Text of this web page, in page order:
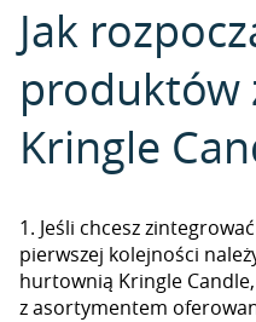
Jak
produktów
Kringle
1. Jeśli chcesz
pierwszej kolejności
hurtownią Kringle
z asortymentem